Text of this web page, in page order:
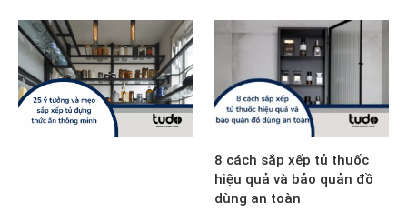
8 cách sắp xếp tủ thuốc
hiệu quả và bảo quản đồ
dùng an toàn